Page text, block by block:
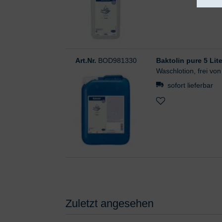
Art.Nr. BOD981330
Baktolin pure 5
Waschlotion, frei
sofort lieferbar
Zuletzt angesehen